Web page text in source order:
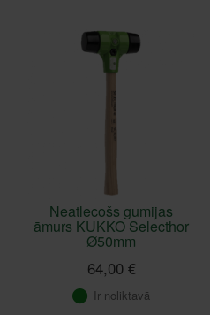
Neatlecošs gumijas
āmurs KUKKO Selecthor
Ø50mm
64,00 €
Ir noliktavā